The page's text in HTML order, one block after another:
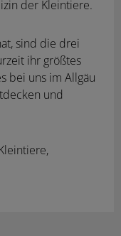
der Kleintiere.
sind die drei
ihr größtes
bei uns im Allgäu
und